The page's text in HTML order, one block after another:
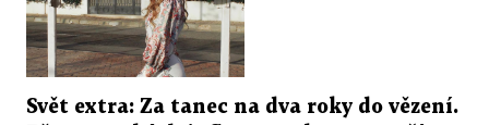
Svět extra: Za tanec na dva roky do vězení.